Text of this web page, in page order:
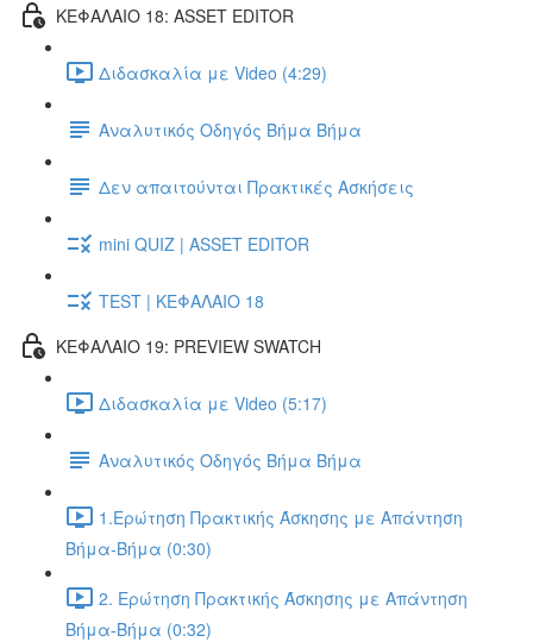
ΚΕΦΑΛΑΙΟ 18: ASSET EDITOR
Διδασκαλία με Video (4:29)
Αναλυτικός Οδηγός Βήμα Βήμα
Δεν απαιτούνται Πρακτικές Ασκήσεις
mini QUIZ | ASSET EDITOR
TEST | ΚΕΦΑΛΑΙΟ 18
ΚΕΦΑΛΑΙΟ 19: PREVIEW SWATCH
Διδασκαλία με Video (5:17)
Αναλυτικός Οδηγός Βήμα Βήμα
1.Ερώτηση Πρακτικής Άσκησης με Απάντηση
Βήμα-Βήμα (0:30)
2. Ερώτηση Πρακτικής Άσκησης με Απάντηση
Βήμα-Βήμα (0:32)